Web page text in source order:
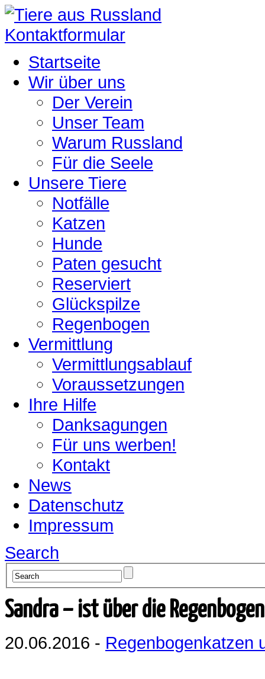
Kontaktformular
Startseite
Wir über uns
Der Verein
Unser Team
Warum Russland
Für die Seele
Unsere Tiere
Notfälle
Katzen
Hunde
Paten gesucht
Reserviert
Glückspilze
Regenbogen
Vermittlung
Vermittlungsablauf
Voraussetzungen
Ihre Hilfe
Danksagungen
Für uns werben!
Kontakt
News
Datenschutz
Impressum
Search
Sandra – ist über die
20.06.2016 - Regenbogenkatzen